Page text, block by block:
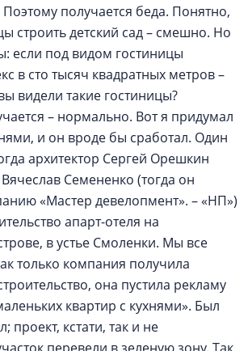
получается беда. Понятно,
строить детский сад – смешно. Но
если под видом гостиницы
в сто тысяч квадратных метров –
видели такие гостиницы?
– нормально. Вот я придумал
и он вроде бы сработал. Один
архитектор Сергей Орешкин
Семененко (тогда он
«Мастер девелопмент». – «НП»)
апарт-отеля на
в устье Смоленки. Мы все
только компания получила
она пустила рекламу
квартир с кухнями». Был
проект, кстати, так и не